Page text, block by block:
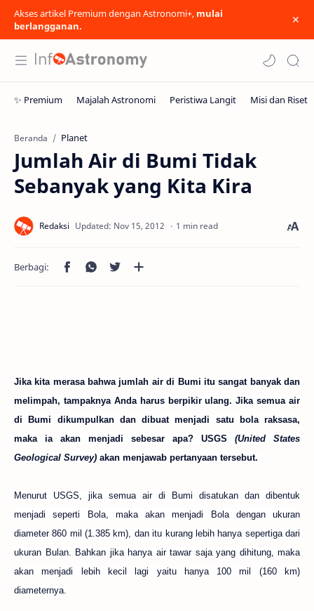
Akses artikel Premium dengan Astronomi+, mulai
berlangganan.
Beranda Planet
Jumlah Air di Bumi Tidak
Sebanyak yang Kita Kira
1 min read
Jika kita merasa bahwa jumlah air di Bumi itu sangat banyak dan
melimpah, tampaknya Anda harus berpikir ulang. Jika semua air
di Bumi dikumpulkan dan dibuat menjadi satu bola raksasa,
maka ia akan menjadi sebesar apa? USGS (United States
Geological Survey) akan menjawab pertanyaan tersebut.
Menurut USGS, jika semua air di Bumi disatukan dan dibentuk
menjadi seperti Bola, maka akan menjadi Bola dengan ukuran
diameter 860 mil (1.385 km), dan itu kurang lebih hanya sepertiga dari
ukuran Bulan. Bahkan jika hanya air tawar saja yang dihitung, maka
akan menjadi lebih kecil lagi yaitu hanya 100 mil (160 km)
diameternya.